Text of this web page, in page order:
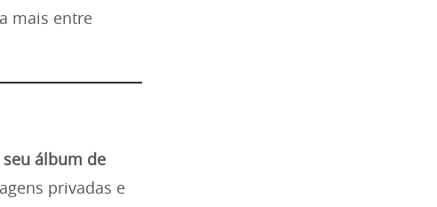
mais entre
seu álbum de
privadas e